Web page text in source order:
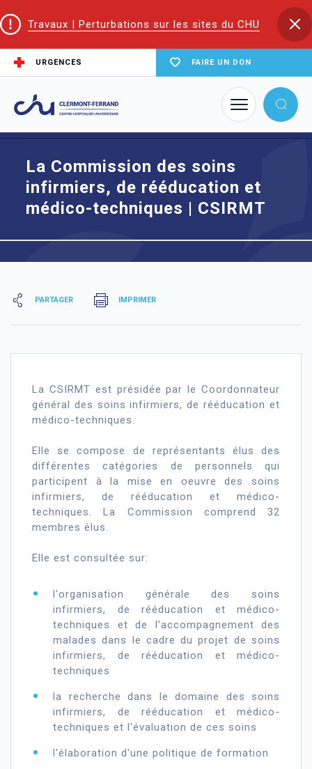
Travaux | Perturbations sur les sites du CHU
URGENCES FAIRE UN DON
Accueil
La Commission des soins infirmiers, de rééducation et médico-
La Commission des soins
infirmiers, de rééducation et
médico-techniques | CSIRMT
PARTAGER IMPRIMER
La CSIRMT est présidée par le Coordonnateur
général des soins infirmiers, de rééducation et
médico-techniques.
Elle se compose de représentants élus des
différentes catégories de personnels qui
participent à la mise en oeuvre des soins
infirmiers, de rééducation et médico-
techniques. La Commission comprend 32
membres élus.
Elle est consultée sur:
l'organisation générale des soins
infirmiers, de rééducation et médico-
techniques et de l'accompagnement des
malades dans le cadre du projet de soins
infirmiers, de rééducation et médico-
techniques
la recherche dans le domaine des soins
infirmiers, de rééducation et médico-
techniques et l'évaluation de ces soins
l'élaboration d'une politique de formation